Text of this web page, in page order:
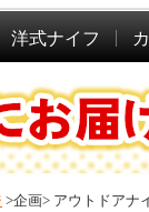
洋式ナイフ
>企画> アウトドアナ